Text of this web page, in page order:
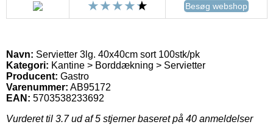
Besøg webshop
Navn: Servietter 3lg. 40x40cm sort 100stk/pk
Kategori: Kantine > Borddækning > Servietter
Producent: Gastro
Varenummer: AB95172
EAN: 5703538233692
Vurderet til 3.7ud af 5 stjerner baseret på 40 anmeldelser